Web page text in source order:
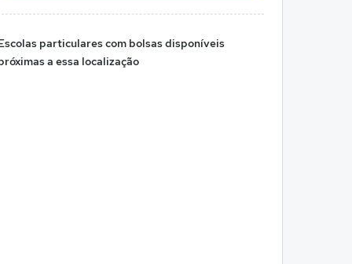
particulares com bolsas disponíveis
a essa localização